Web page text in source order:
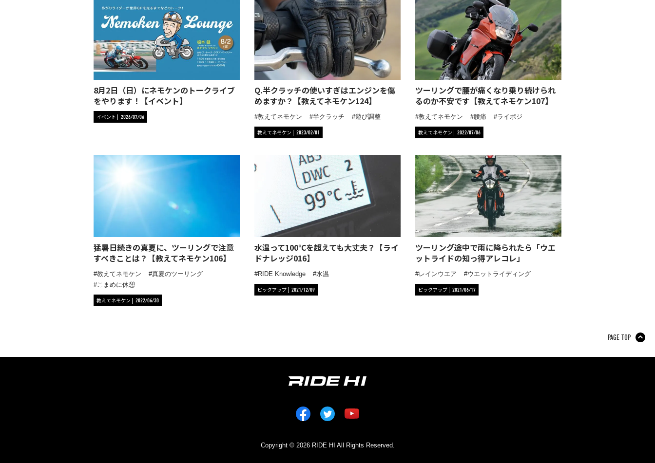
8月2日（日）にネモケンのトークライブ
をやります！【イベント】
イベント 2026/07/06
Q.半クラッチの使いすぎはエンジンを傷
めますか？【教えてネモケン124】
教えてネモケン 半クラッチ 遊び調整
教えてネモケン 2023/02/01
ツーリングで腰が痛くなり乗り続けられ
るのか不安です【教えてネモケン107】
教えてネモケン 腰痛 ライポジ
教えてネモケン 2022/07/06
猛暑日続きの真夏に、ツーリングで注意
すべきことは？【教えてネモケン106】
教えてネモケン
真夏のツーリング
こまめに休憩
教えてネモケン 2022/06/30
水温って100℃を超えても大丈夫？【ライ
ドナレッジ016】
RIDE Knowledge 水温
ピックアップ 2021/12/09
ツーリング途中で雨に降られたら「ウエ
ットライドの知っ得アレコレ」
レインウエア ウエットライディング
ピックアップ 2021/06/17
Copyright © 2026 RIDE HI All Rights Reserved.
PAGE TOP